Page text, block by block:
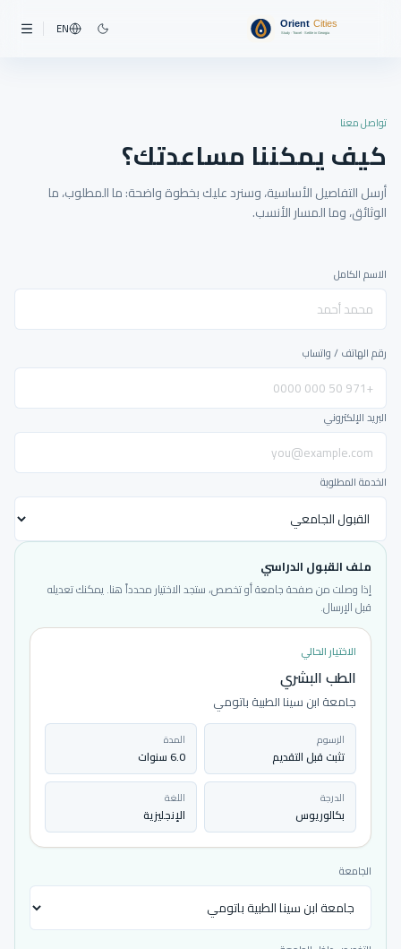
EN
تواصل معنا
كيف يمكننا مساعدتك؟
أرسل التفاصيل الأساسية، وسنرد عليك بخطوة واضحة: ما المطلوب، ما
الوثائق، وما المسار الأنسب.
الاسم الكامل
رقم الهاتف / واتساب
البريد الإلكتروني
الخدمة المطلوبة
ملف القبول الدراسي
إذا وصلت من صفحة جامعة أو تخصص، ستجد الاختيار محدداً هنا. يمكنك تعديله
قبل الإرسال.
الاختيار الحالي
الطب البشري
جامعة ابن سينا الطبية باتومي
الرسوم
تثبت قبل التقديم
المدة
6.0 سنوات
الدرجة
بكالوريوس
اللغة
الإنجليزية
الجامعة